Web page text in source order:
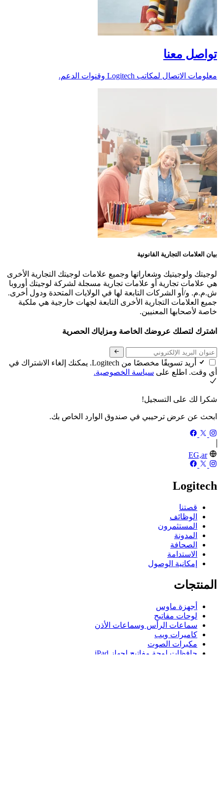
تواصل معنا
معلومات الاتصال لمكاتب Logitech وقنوات الدعم.
بيان العلامات التجارية القانونية
لوجيتك ولوجيتيك وشعاراتها وجميع علامات لوجيتك التجارية الأخرى
هي علامات تجارية أو علامات تجارية مسجلة لشركة لوجيتك أوروبا
ش.م.م. و/أو الشركات التابعة لها في الولايات المتحدة ودول أخرى.
جميع العلامات التجارية الأخرى التابعة لجهات خارجية هي ملكية
خاصة لأصحابها المعنيين.
اشترك لتصلك عروضك الخاصة ومزاياك الحصرية
أريد تسويقًا مخصصًا من Logitech. يمكنك إلغاء الاشتراك في
أي وقت. اطلع على سياسة الخصوصية.
شكرا لك على التسجيل!
ابحث عن عرض ترحيبي في صندوق الوارد الخاص بك.
EG,ar
Logitech
قصتنا
الوظائف
المستثمرون
المدونة
الصحافة
الاستدامة
إمكانية الوصول
المنتجات
أجهزة ماوس
لوحات مفاتيح
سماعات الرأس وسماعات الأذن
كاميرات ويب
مكبرات الصوت
حافظات لوحة مفاتيح لجهاز iPad